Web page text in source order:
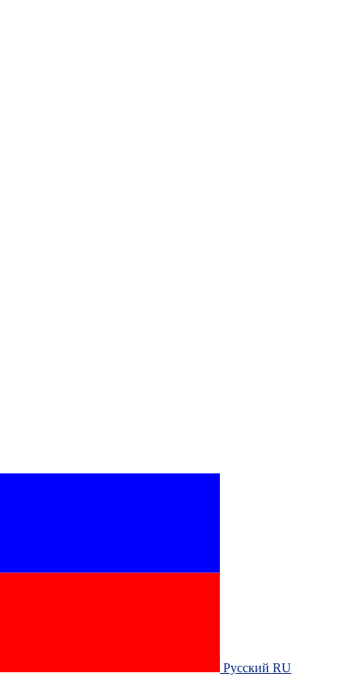
Русский RU‎